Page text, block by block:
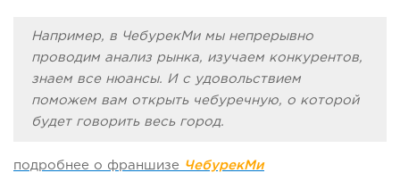
Например, в ЧебурекМи мы непрерывно
проводим анализ рынка, изучаем конкурентов,
знаем все нюансы. И с удовольствием
поможем вам открыть чебуречную, о которой
будет говорить весь город.
подробнее о франшизе ЧебурекМи